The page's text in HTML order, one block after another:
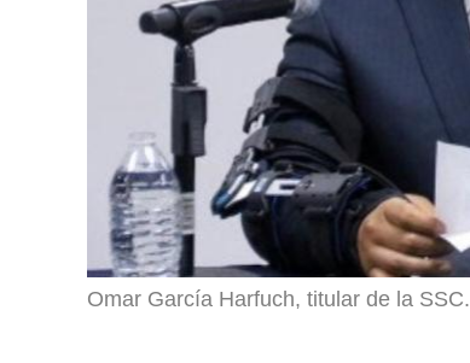
Omar García Harfuch, titular de la SSC.